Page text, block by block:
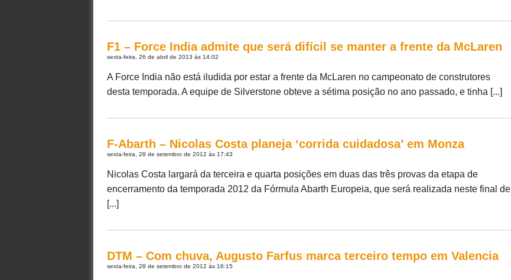
F1 – Force India admite que será difícil se manter a frente da McLaren
sexta-feira, 26 de abril de 2013 às 14:02
A Force India não está iludida por estar a frente da McLaren no campeonato de construtores
desta temporada. A equipe de Silverstone obteve a sétima posição no ano passado, e tinha [...]
F-Abarth – Nicolas Costa planeja ‘corrida cuidadosa’ em Monza
sexta-feira, 28 de setembro de 2012 às 17:43
Nicolas Costa largará da terceira e quarta posições em duas das três provas da etapa de
encerramento da temporada 2012 da Fórmula Abarth Europeia, que será realizada neste final de
[...]
DTM – Com chuva, Augusto Farfus marca terceiro tempo em Valencia
sexta-feira, 28 de setembro de 2012 às 16:15